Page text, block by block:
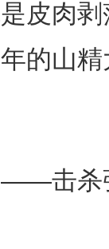
皮肉
的山
击杀